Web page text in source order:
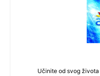
Učinite od svog